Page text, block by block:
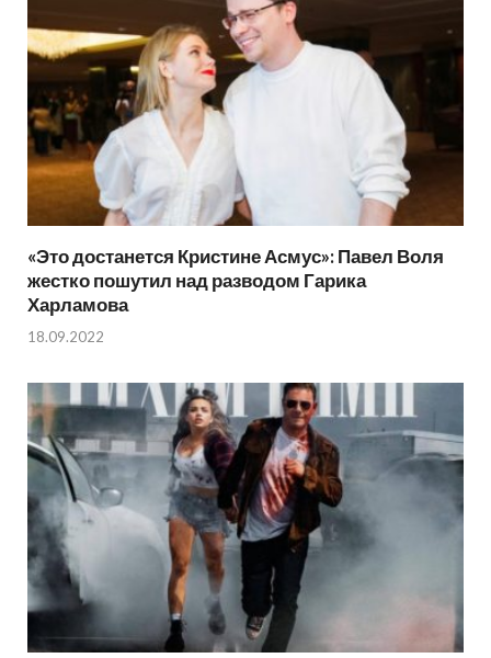
«Это достанется Кристине Асмус»: Павел Воля
жестко пошутил над разводом Гарика
Харламова
18.09.2022